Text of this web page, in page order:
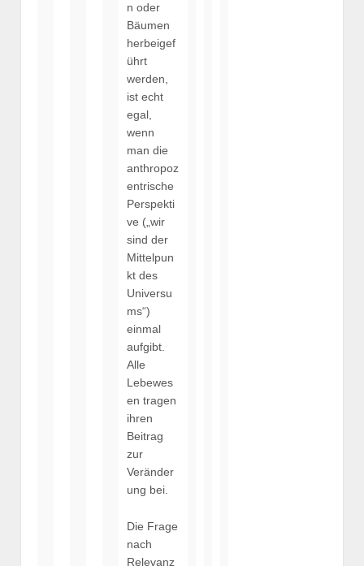
n oder
Bäumen
herbeigef
ührt
werden,
ist echt
egal,
wenn
man die
anthropoz
entrische
Perspekti
ve („wir
sind der
Mittelpun
kt des
Universu
ms“)
einmal
aufgibt.
Alle
Lebewes
en tragen
ihren
Beitrag
zur
Veränder
ung bei.
Die Frage
nach
Relevanz